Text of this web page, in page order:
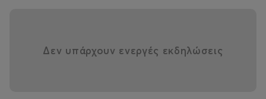
Δεν υπάρχουν ενεργές εκδηλώσεις